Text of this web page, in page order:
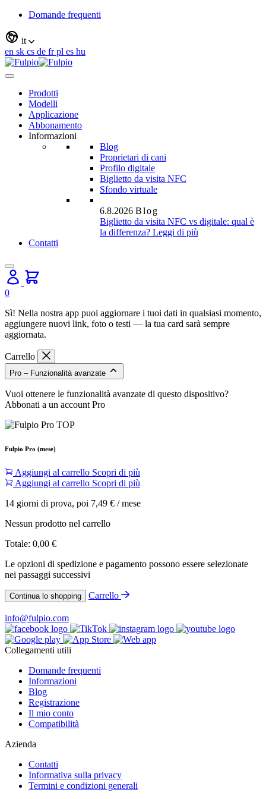
Domande frequenti
it
en sk cs de frpl es hu
Prodotti
Modelli
Applicazione
Abbonamento
Informazioni
Blog
Proprietari di cani
Profilo digitale
Biglietto da visita NFC
Sfondo virtuale
6.8.2026 Blog
Biglietto da visita NFC vs digitale: qual è
la differenza? Leggi di più
Contatti
0
Sì! Nella nostra app puoi aggiornare i tuoi dati in qualsiasi momento,
aggiungere nuovi link, foto o testi — la tua card sarà sempre
aggiornata.
Carrello
Pro – Funzionalità avanzate
Vuoi ottenere le funzionalità avanzate di questo dispositivo?
Abbonati a un account Pro
Fulpio Pro (mese)
Aggiungi al carrello Scopri di più
Aggiungi al carrello Scopri di più
14 giorni di prova, poi 7,49 € / mese
Nessun prodotto nel carrello
Totale: 0,00 €
Le opzioni di spedizione e pagamento possono essere selezionate
nei passaggi successivi
Continua lo shopping Carrello
info@fulpio.com
Collegamenti utili
Domande frequenti
Informazioni
Blog
Registrazione
Il mio conto
Compatibilità
Azienda
Contatti
Informativa sulla privacy
Termini e condizioni generali